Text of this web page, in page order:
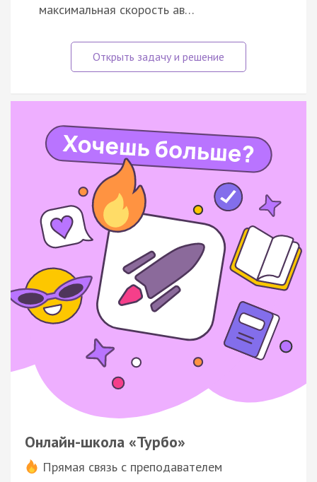
максимальная скорость ав…
Онлайн-школа «Турбо»
Прямая связь с преподавателем